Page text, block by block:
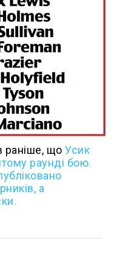
раніше, щоУсик
раунді бою.
а